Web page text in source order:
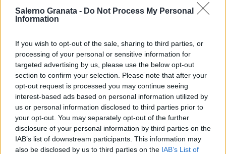
Salerno Granata - Do Not Process My Personal
Information
If you wish to opt-out of the sale, sharing to third parties, or
processing of your personal or sensitive information for
targeted advertising by us, please use the below opt-out
section to confirm your selection. Please note that after your
opt-out request is processed you may continue seeing
interest-based ads based on personal information utilized by
us or personal information disclosed to third parties prior to
your opt-out. You may separately opt-out of the further
disclosure of your personal information by third parties on the
IAB’s list of downstream participants. This information may
also be disclosed by us to third parties on the IAB’s List of